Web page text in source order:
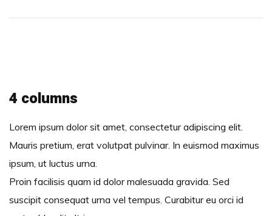
4 columns
Lorem ipsum dolor sit amet, consectetur adipiscing elit.
Mauris pretium, erat volutpat pulvinar. In euismod maximus
ipsum, ut luctus urna.
Proin facilisis quam id dolor malesuada gravida. Sed
suscipit consequat urna vel tempus. Curabitur eu orci id